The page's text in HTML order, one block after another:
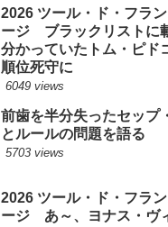
2026 ツール・ド・フラ
ージ ブラックリストに
分かっていたトム・ピド
順位死守に
6049 views
前歯を半分失ったセッ
とルールの問題を語る
5703 views
2026 ツール・ド・フラ
ージ あ～、ヨナス・ヴ